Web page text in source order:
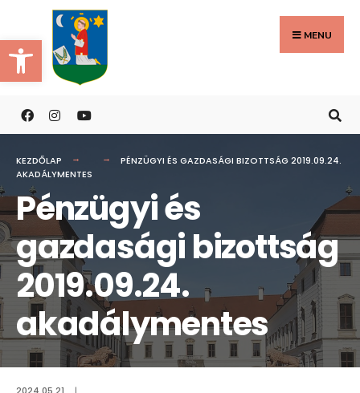
Eszköztár megnyitása
to
content
MENU
KEZDŐLAP
PÉNZÜGYI ÉS GAZDASÁGI BIZOTTSÁG 2019.09.24.
AKADÁLYMENTES
Pénzügyi és
gazdasági bizottság
2019.09.24.
akadálymentes
Search